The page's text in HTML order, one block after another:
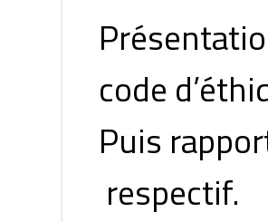
code
Puis
respectif.